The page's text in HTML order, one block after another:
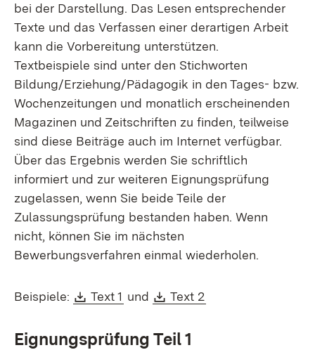
bei der Darstellung. Das Lesen entsprechender
Texte und das Verfassen einer derartigen Arbeit
kann die Vorbereitung unterstützen.
Textbeispiele sind unter den Stichworten
Bildung/Erziehung/Pädagogik in den Tages- bzw.
Wochenzeitungen und monatlich erscheinenden
Magazinen und Zeitschriften zu finden, teilweise
sind diese Beiträge auch im Internet verfügbar.
Über das Ergebnis werden Sie schriftlich
informiert und zur weiteren Eignungsprüfung
zugelassen, wenn Sie beide Teile der
Zulassungsprüfung bestanden haben. Wenn
nicht, können Sie im nächsten
Bewerbungsverfahren einmal wiederholen.
Beispiele: Download:
Text 1 (Öffnet in neuem Fenster)
und Download:
Text 2
Eignungsprüfung Teil 1